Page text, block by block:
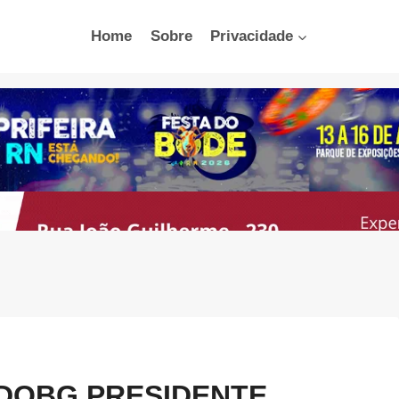
Home Sobre Privacidade